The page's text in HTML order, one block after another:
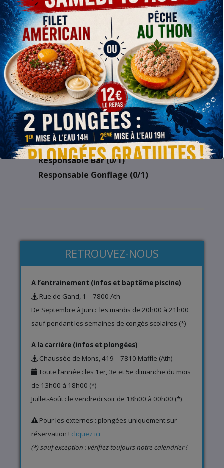
Demande de réservation à cet
événement
Les réservations ne sont pas accessibles pour
cet évènement.
Réservations
Plongeurs Membres (5/30)
Plongeurs Externes (4/25)
Responsable Bar (0/1)
Responsable Gonflage (0/1)
RETROUVEZ-NOUS
A l’entrainement (infos et baptême piscine)
Rue de Gand, 1 – 7800 Ath
De Septembre à Juin : les mardis de 20h00 à 21h00
sauf pendant les semaines de congés scolaires (*)
A la carrière (infos et plongées)
Chaussée de Mons, 419 – 7810 Maffle (Ath)
Toute l’année : les 1er, 3e et 5e dimanche du mois
de 13h00 à 18h00 (*)
Juillet-Août : le vendredi soir de 18h00 à 00h00 (*)
Pour les externes : plongées uniquement sur
réservation ! cliquez ici
(*) sauf exception : vérifiez toujours notre calendrier !